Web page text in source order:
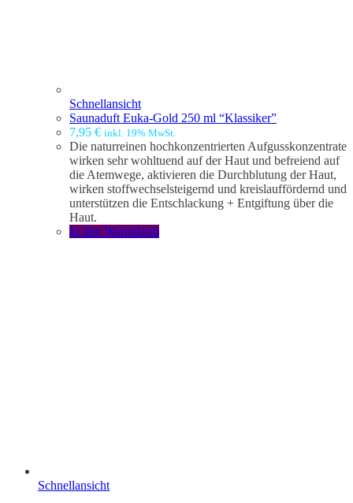
Schnellansicht
Saunaduft Euka-Gold 250 ml “Klassiker”
7,95 € inkl. 19% MwSt.
Die naturreinen hochkonzentrierten Aufgusskonzentrate
wirken sehr wohltuend auf der Haut und befreiend auf
die Atemwege, aktivieren die Durchblutung der Haut,
wirken stoffwechselsteigernd und kreislauffördernd und
unterstützen die Entschlackung + Entgiftung über die
Haut.
In den Warenkorb
Schnellansicht